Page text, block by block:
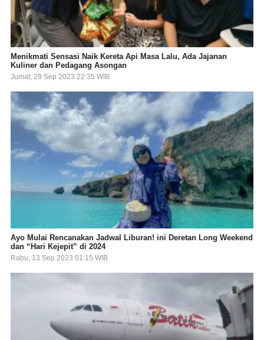
Menikmati Sensasi Naik Kereta Api Masa Lalu, Ada Jajanan
Kuliner dan Pedagang Asongan
Jumat, 29 Sep 2023 22:35 WIB
Ayo Mulai Rencanakan Jadwal Liburan! ini Deretan Long Weekend
dan “Hari Kejepit” di 2024
Rabu, 13 Sep 2023 01:15 WIB